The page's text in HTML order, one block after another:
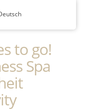
to go!
Spa